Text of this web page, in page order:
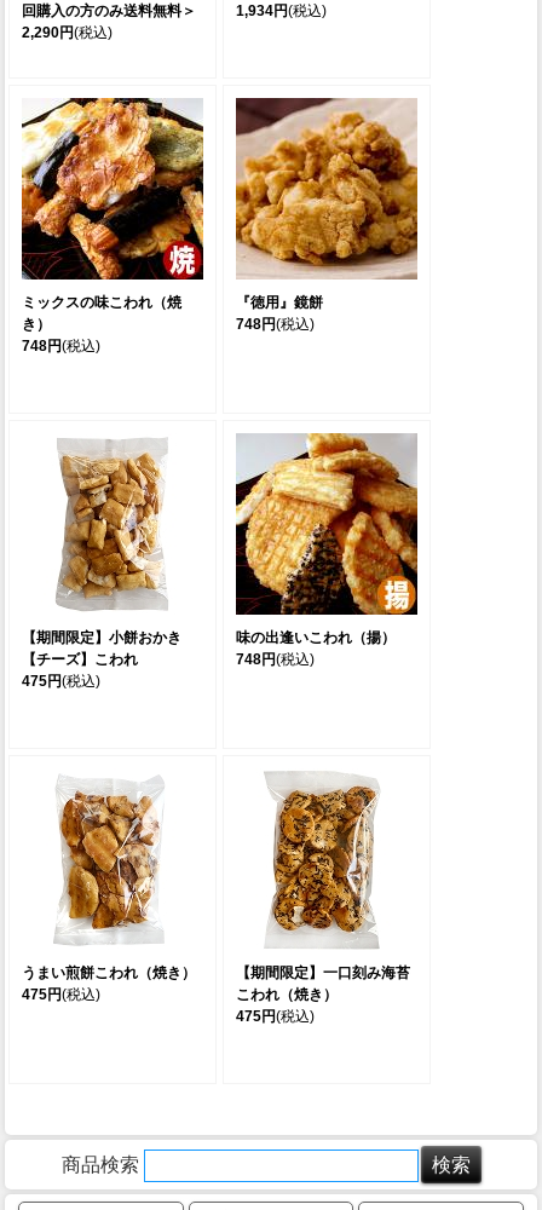
回購入の方のみ送料無料＞
2,290円(税込)
1,934円(税込)
ミックスの味こわれ（焼
き）
748円(税込)
『徳用』鏡餅
748円(税込)
【期間限定】小餅おかき
【チーズ】こわれ
475円(税込)
味の出逢いこわれ（揚）
748円(税込)
うまい煎餅こわれ（焼き）
475円(税込)
【期間限定】一口刻み海苔
こわれ（焼き）
475円(税込)
商品検索